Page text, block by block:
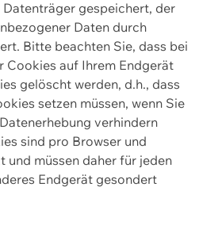
gespeichert, der
Daten durch
Bitte beachten Sie, dass bei
Cookies auf Ihrem Endgerät
gelöscht werden, d.h., dass
setzen müssen, wenn Sie
verhindern
sind pro Browser und
und müssen daher für jeden
Endgerät gesondert